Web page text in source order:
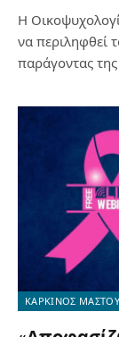
Η
να περιληφθεί
παράγοντας
ΚΑΡΚΙΝΟΣ ΜΑΣΤΟΥ